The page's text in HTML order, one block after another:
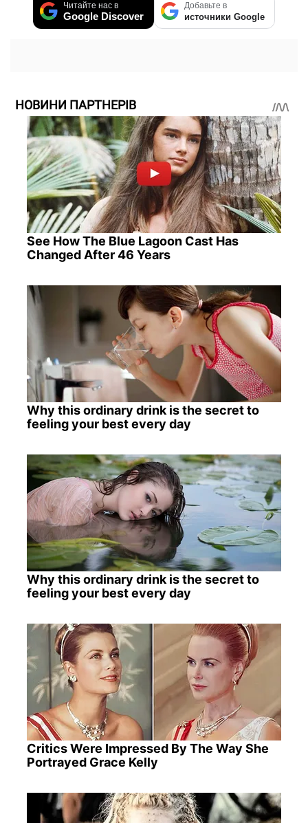
Читайте нас в
Google Discover
Добавьте в
источники Google
НОВИНИ ПАРТНЕРІВ
See How The Blue Lagoon Cast Has
Changed After 46 Years
Why this ordinary drink is the secret to
feeling your best every day
Why this ordinary drink is the secret to
feeling your best every day
Critics Were Impressed By The Way She
Portrayed Grace Kelly